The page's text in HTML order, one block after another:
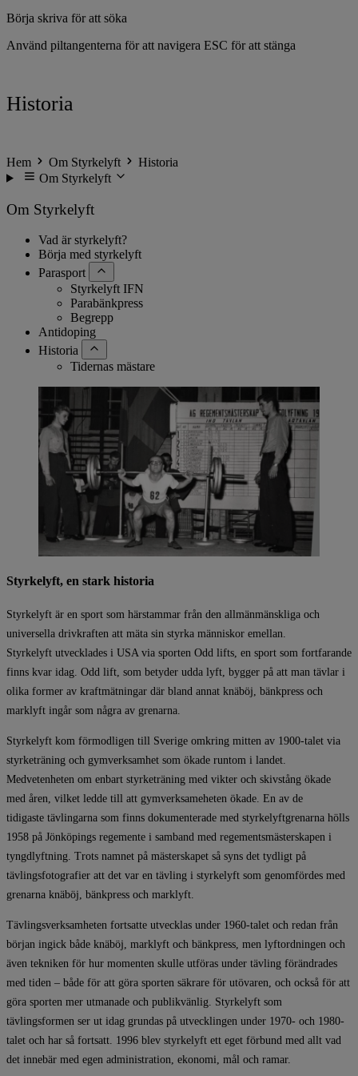
Börja skriva för att söka
Använd piltangenterna för att navigera ESC för att stänga
Historia
Hem Om Styrkelyft
Historia
Om Styrkelyft
Om Styrkelyft
Vad är styrkelyft?
Börja med styrkelyft
Parasport
Styrkelyft IFN
Parabänkpress
Begrepp
Antidoping
Historia
Tidernas mästare
Styrkelyft, en stark historia
Styrkelyft är en sport som härstammar från den allmänmänskliga och
universella drivkraften att mäta sin styrka människor emellan.
Styrkelyft utvecklades i USA via sporten Odd lifts, en sport som fortfarande
finns kvar idag. Odd lift, som betyder udda lyft, bygger på att man tävlar i
olika former av kraftmätningar där bland annat knäböj, bänkpress och
marklyft ingår som några av grenarna.
Styrkelyft kom förmodligen till Sverige omkring mitten av 1900-talet via
styrketräning och gymverksamhet som ökade runtom i landet.
Medvetenheten om enbart styrketräning med vikter och skivstång ökade
med åren, vilket ledde till att gymverksameheten ökade. En av de
tidigaste tävlingarna som finns dokumenterade med styrkelyftgrenarna hölls
1958 på Jönköpings regemente i samband med regementsmästerskapen i
tyngdlyftning. Trots namnet på mästerskapet så syns det tydligt på
tävlingsfotografier att det var en tävling i styrkelyft som genomfördes med
grenarna knäböj, bänkpress och marklyft.
Tävlingsverksamheten fortsatte utvecklas under 1960-talet och redan från
början ingick både knäböj, marklyft och bänkpress, men lyftordningen och
även tekniken för hur momenten skulle utföras under tävling förändrades
med tiden – både för att göra sporten säkrare för utövaren, och också för att
göra sporten mer utmanade och publikvänlig. Styrkelyft som
tävlingsformen ser ut idag grundas på utvecklingen under 1970- och 1980-
talet och har så fortsatt. 1996 blev styrkelyft ett eget förbund med allt vad
det innebär med egen administration, ekonomi, mål och ramar.